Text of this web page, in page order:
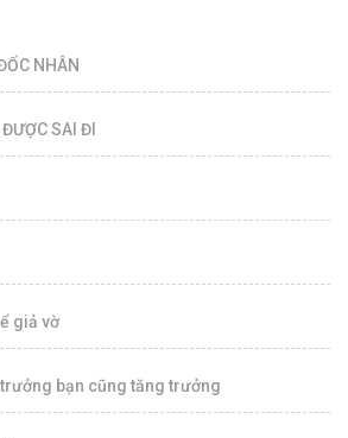
NHÂN
SAI ĐI
giả vờ
bạn cũng tăng trưởng